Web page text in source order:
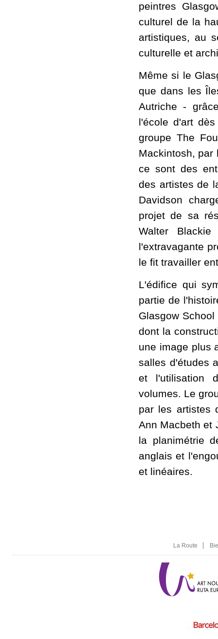
peintres
culturel de la
artistiques, au
culturelle et
Même si le
que dans les
Autriche -
l'école d'art
groupe The
Mackintosh, par
ce sont des
des artistes de
Davidson
projet de sa
Walter
l'extravagante
le fit travailler
L'édifice qui
partie de
Glasgow
dont la
une image plus
salles d'études
et l'utilisation
volumes. Le
par les artistes
Ann Macbeth et
la planimétrie
anglais et
et linéaires.
La Route